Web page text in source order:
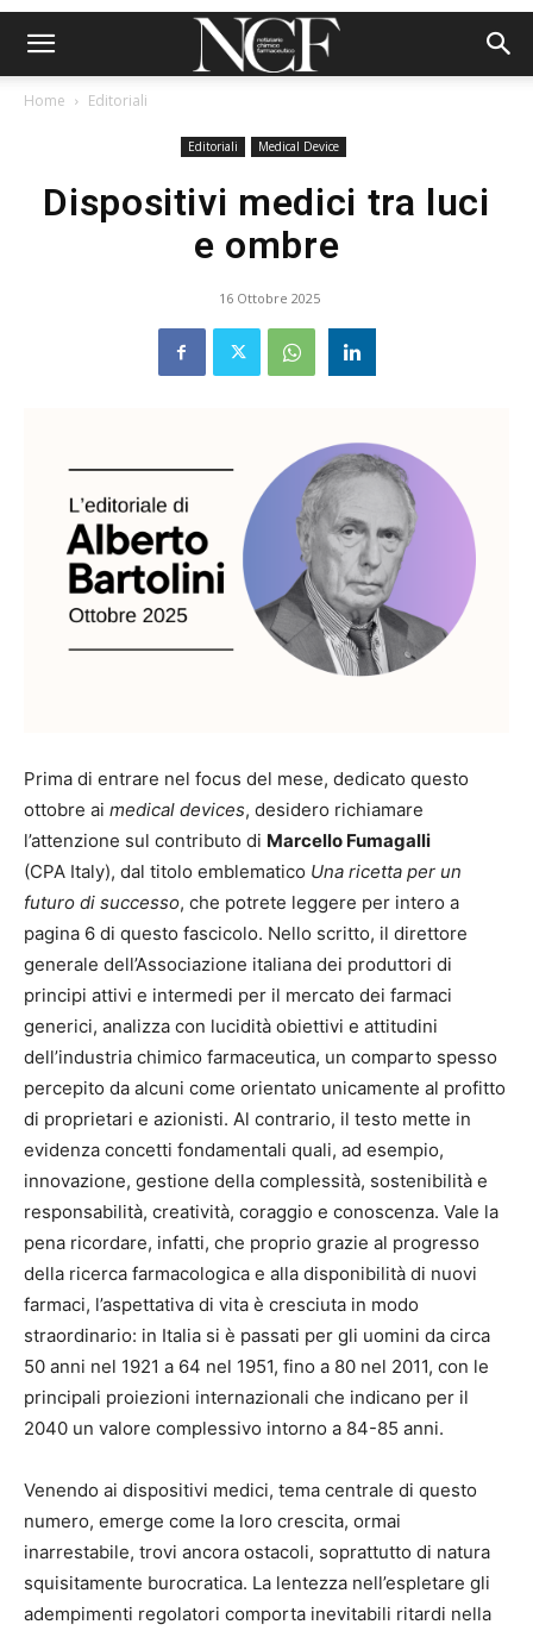
Home Editoriali
Editoriali Medical Device
Dispositivi medici tra luci
e ombre
16 Ottobre 2025
Prima di entrare nel focus del mese, dedicato questo
ottobre ai medical devices, desidero richiamare
l’attenzione sul contributo di Marcello Fumagalli
(CPA Italy), dal titolo emblematico Una ricetta per un
futuro di successo, che potrete leggere per intero a
pagina 6 di questo fascicolo. Nello scritto, il direttore
generale dell’Associazione italiana dei produttori di
principi attivi e intermedi per il mercato dei farmaci
generici, analizza con lucidità obiettivi e attitudini
dell’industria chimico farmaceutica, un comparto spesso
percepito da alcuni come orientato unicamente al profitto
di proprietari e azionisti. Al contrario, il testo mette in
evidenza concetti fondamentali quali, ad esempio,
innovazione, gestione della complessità, sostenibilità e
responsabilità, creatività, coraggio e conoscenza. Vale la
pena ricordare, infatti, che proprio grazie al progresso
della ricerca farmacologica e alla disponibilità di nuovi
farmaci, l’aspettativa di vita è cresciuta in modo
straordinario: in Italia si è passati per gli uomini da circa
50 anni nel 1921 a 64 nel 1951, fino a 80 nel 2011, con le
principali proiezioni internazionali che indicano per il
2040 un valore complessivo intorno a 84-85 anni.
Venendo ai dispositivi medici, tema centrale di questo
numero, emerge come la loro crescita, ormai
inarrestabile, trovi ancora ostacoli, soprattutto di natura
squisitamente burocratica. La lentezza nell’espletare gli
adempimenti regolatori comporta inevitabili ritardi nella